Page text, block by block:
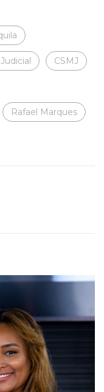
CSMJ
Rafael Marques